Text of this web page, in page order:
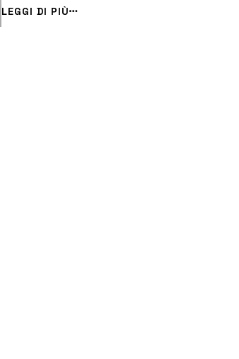
confronti del soggetto ritenuto responsabile del
danneggiamento, mediante esplosion...
LEGGI DI PIÙ